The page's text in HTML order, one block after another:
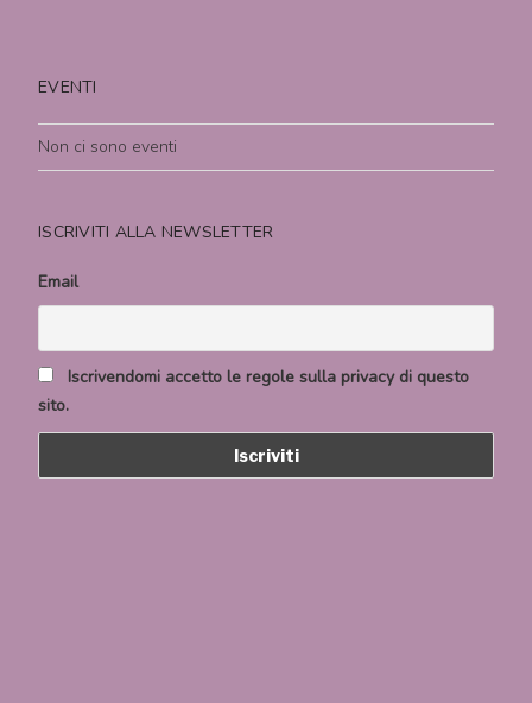
EVENTI
Non ci sono eventi
ISCRIVITI ALLA NEWSLETTER
Email
Iscrivendomi accetto le regole sulla privacy di questo
sito.